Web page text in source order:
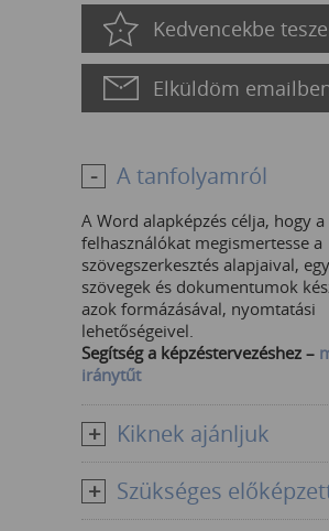
Kedvencekbe
Elküldöm
A tanfolyamról
A Word alapképzés célja, hogy a
felhasználókat megismertesse a
szövegszerkesztés alapjaival,
szövegek és dokumentumok
azok formázásával, nyomtatási
lehetőségeivel.
Segítség a képzéstervezéshez –
iránytűt
Kiknek ajánljuk
Szükséges